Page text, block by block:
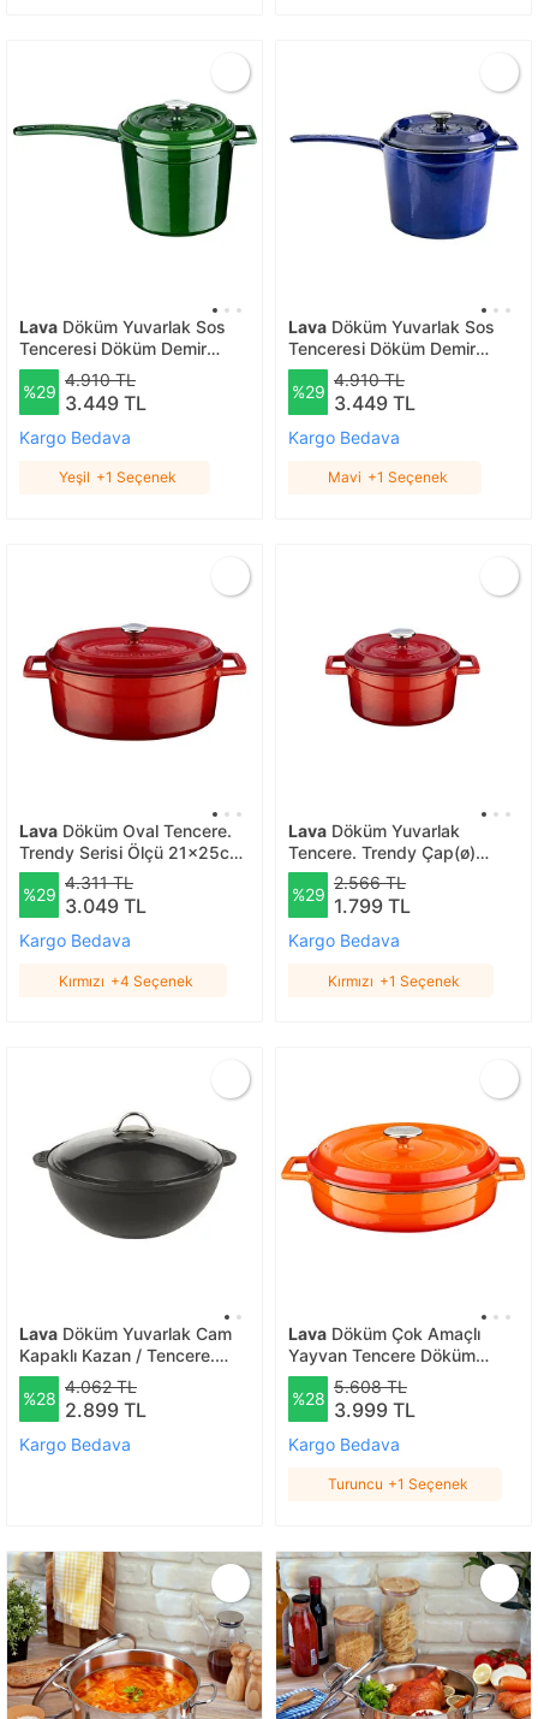
Lava Döküm Yuvarlak Sos
Tenceresi Döküm Demir
Yekpare Saplı Premium Serisi
Çap(ø)18cm. Yeşil
%29
4.910 TL
3.449 TL
Kargo Bedava
Yeşil +1 Seçenek
Lava Döküm Yuvarlak Sos
Tenceresi Döküm Demir
Yekpare Saplı Premium Serisi
Çap(ø)18cm. Mavi
%29
4.910 TL
3.449 TL
Kargo Bedava
Mavi +1 Seçenek
Lava Döküm Oval Tencere.
Trendy Serisi Ölçü 21x25cm.
Kırmızı
%29
4.311 TL
3.049 TL
Kargo Bedava
Kırmızı +4 Seçenek
Lava Döküm Yuvarlak
Tencere. Trendy Çap(ø)
12cm. Kırmızı
%29
2.566 TL
1.799 TL
Kargo Bedava
Kırmızı +1 Seçenek
Lava Döküm Yuvarlak Cam
Kapaklı Kazan / Tencere.
Çap(ø)28 Cm. Döküm Demir
Yekpare Kulplu
%28
4.062 TL
2.899 TL
Kargo Bedava
Lava Döküm Çok Amaçlı
Yayvan Tencere Döküm
Demir Yekpare Kulplu Edition
Serisi Çap(ø)28cm. Turuncu
%28
5.608 TL
3.999 TL
Kargo Bedava
Turuncu +1 Seçenek